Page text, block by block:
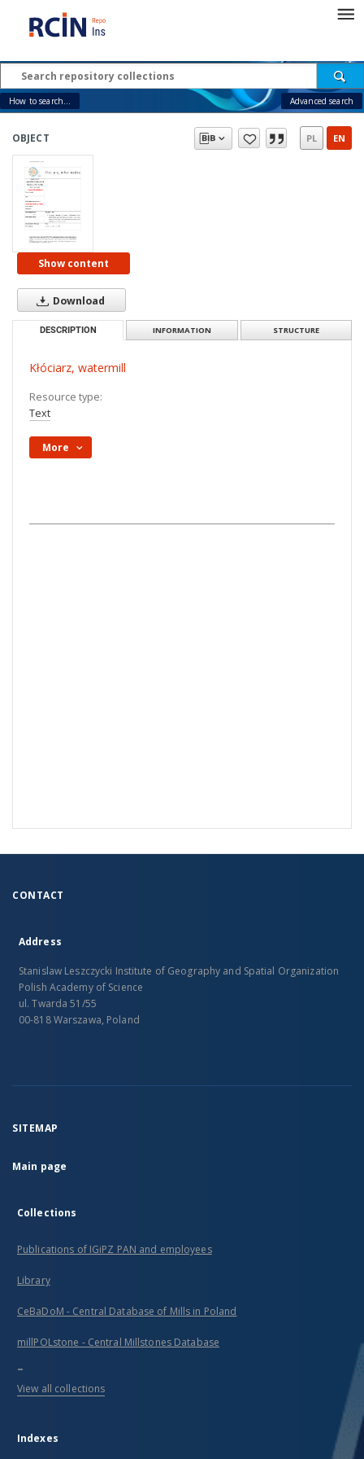
How to search... Advanced search
OBJECT PL EN
Show content
Download
DESCRIPTION INFORMATION STRUCTURE
Kłóciarz, watermill
Resource type:
Text
More
CONTACT
Address
Stanislaw Leszczycki Institute of Geography and Spatial Organization
Polish Academy of Science
ul. Twarda 51/55
00-818 Warszawa, Poland
SITEMAP
Main page
Collections
Publications of IGiPZ PAN and employees
Library
CeBaDoM - Central Database of Mills in Poland
millPOLstone - Central Millstones Database
...
View all collections
Indexes